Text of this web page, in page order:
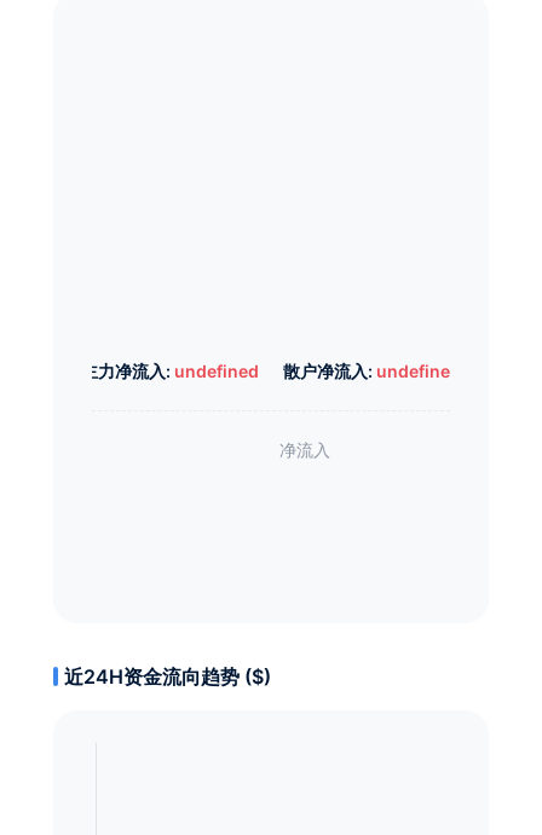
主力净流入: undefined 散户净流入: undefined
近24H资金流向趋势 ($)